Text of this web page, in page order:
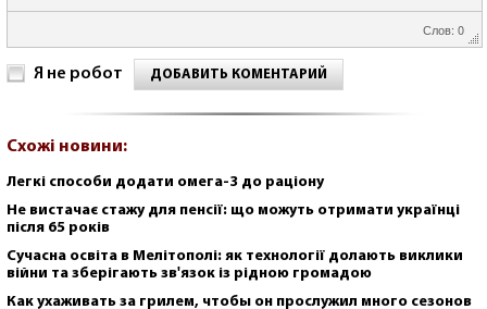
Слов: 0
Я не робот ДОБАВИТЬ КОМЕНТАРИЙ
Схожі новини:
Легкі способи додати омега-3 до раціону
Не вистачає стажу для пенсії: що можуть отримати українці
після 65 років
Сучасна освіта в Мелітополі: як технології долають виклики
війни та зберігають зв'язок із рідною громадою
Как ухаживать за грилем, чтобы он прослужил много сезонов